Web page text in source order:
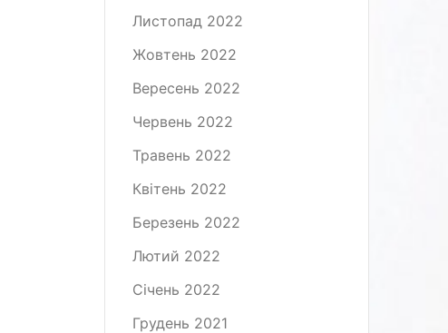
Листопад 2022
Жовтень 2022
Вересень 2022
Червень 2022
Травень 2022
Квітень 2022
Березень 2022
Лютий 2022
Січень 2022
Грудень 2021